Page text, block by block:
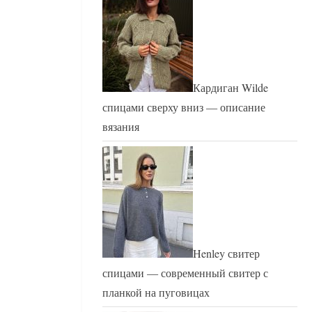
Кардиган Wilde
спицами сверху вниз — описание
вязания
Henley свитер
спицами — современный свитер с
планкой на пуговицах